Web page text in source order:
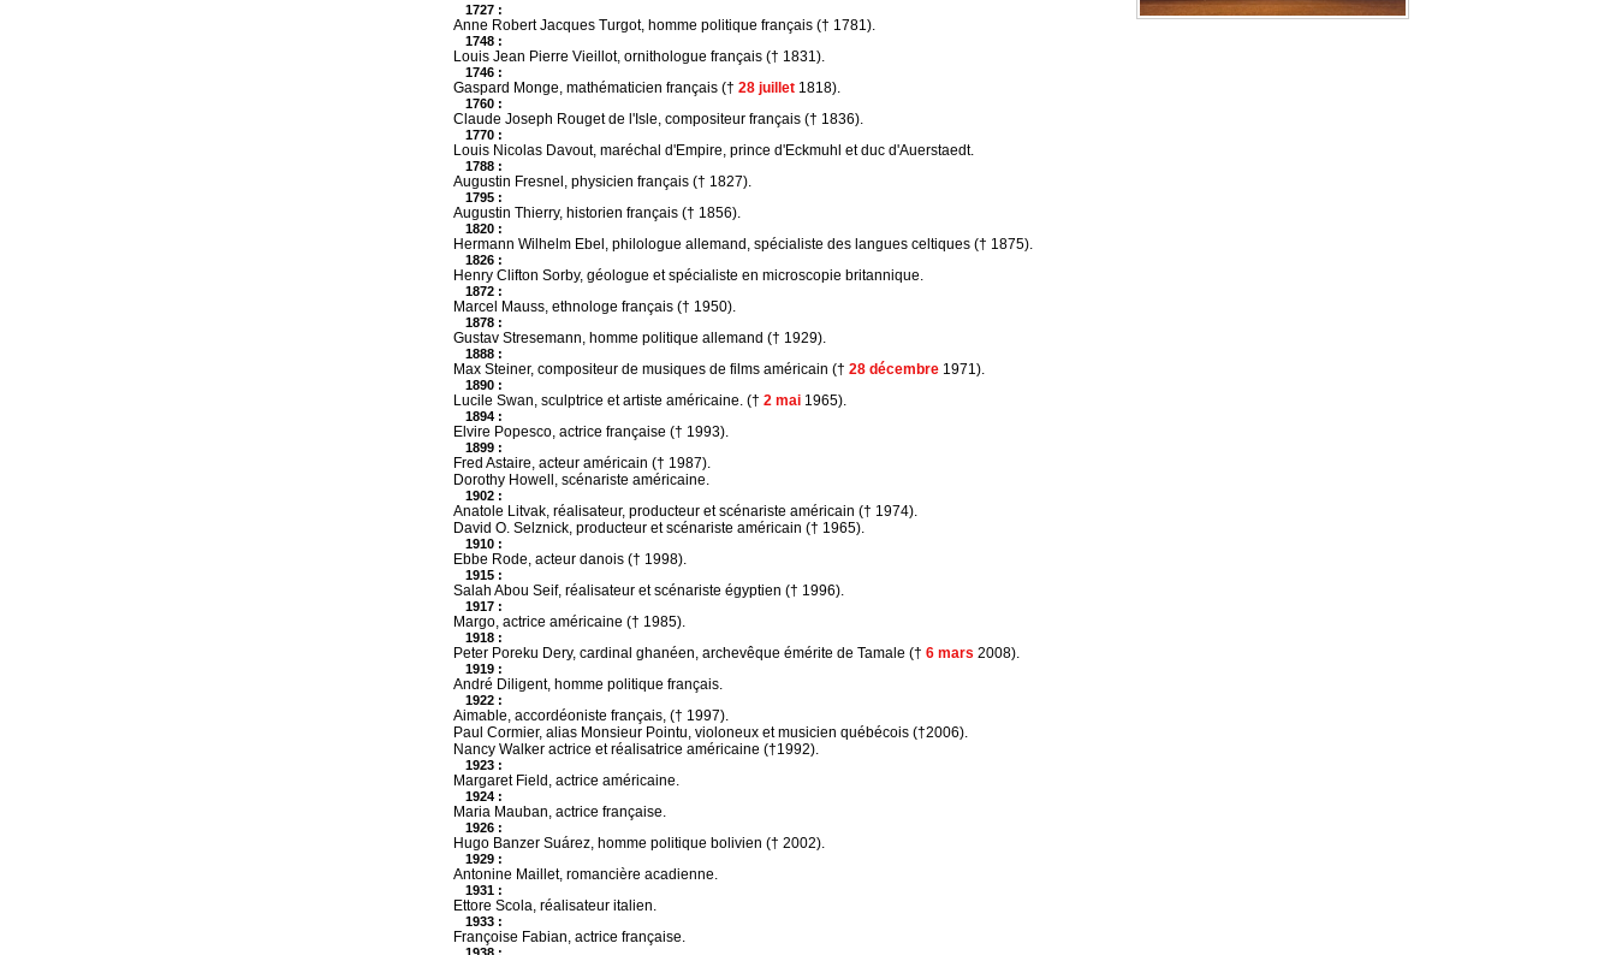
1727 :
Anne Robert Jacques Turgot, homme politique français († 1781).
1748 :
Louis Jean Pierre Vieillot, ornithologue français († 1831).
1746 :
Gaspard Monge, mathématicien français († 28 juillet1818).
1760 :
Claude Joseph Rouget de l'Isle, compositeur français († 1836).
1770 :
Louis Nicolas Davout, maréchal d'Empire, prince d'Eckmuhl et duc d'Auerstaedt.
1788 :
Augustin Fresnel, physicien français († 1827).
1795 :
Augustin Thierry, historien français († 1856).
1820 :
Hermann Wilhelm Ebel, philologue allemand, spécialiste des langues celtiques († 1875).
1826 :
Henry Clifton Sorby, géologue et spécialiste en microscopie britannique.
1872 :
Marcel Mauss, ethnologe français († 1950).
1878 :
Gustav Stresemann, homme politique allemand († 1929).
1888 :
Max Steiner, compositeur de musiques de films américain († 28 décembre1971).
1890 :
Lucile Swan, sculptrice et artiste américaine. († 2 mai1965).
1894 :
Elvire Popesco, actrice française († 1993).
1899 :
Fred Astaire, acteur américain († 1987).
Dorothy Howell, scénariste américaine.
1902 :
Anatole Litvak, réalisateur, producteur et scénariste américain († 1974).
David O. Selznick, producteur et scénariste américain († 1965).
1910 :
Ebbe Rode, acteur danois († 1998).
1915 :
Salah Abou Seif, réalisateur et scénariste égyptien († 1996).
1917 :
Margo, actrice américaine († 1985).
1918 :
Peter Poreku Dery, cardinal ghanéen, archevêque émérite de Tamale († 6 mars 2008).
1919 :
André Diligent, homme politique français.
1922 :
Aimable, accordéoniste français, († 1997).
Paul Cormier, alias Monsieur Pointu, violoneux et musicien québécois (†2006).
Nancy Walker actrice et réalisatrice américaine (†1992).
1923 :
Margaret Field, actrice américaine.
1924 :
Maria Mauban, actrice française.
1926 :
Hugo Banzer Suárez, homme politique bolivien († 2002).
1929 :
Antonine Maillet, romancière acadienne.
1931 :
Ettore Scola, réalisateur italien.
1933 :
Françoise Fabian, actrice française.
1938 :